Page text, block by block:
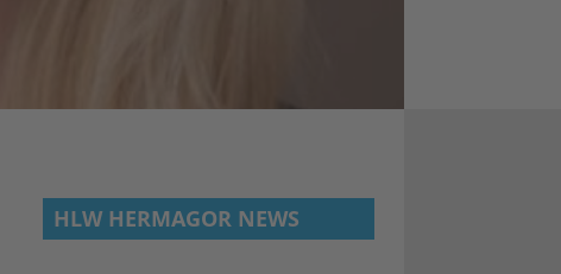
HLW HERMAGOR NEWS